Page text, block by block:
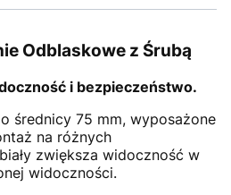
Odblaskowe z Śrubą
i bezpieczeństwo.
średnicy 75 mm, wyposażone
na różnych
zwiększa widoczność w
widoczności.